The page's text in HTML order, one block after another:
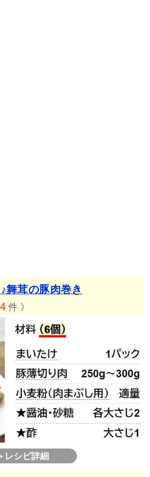
舞茸の豚肉巻き
件 》
レシピ詳細